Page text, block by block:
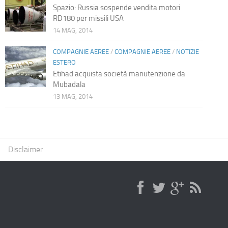
Spazio: Russia sospende vendita motori
RD180 per missili USA
14 MAG, 2014
COMPAGNIE AEREE/ COMPAGNIE AEREE/ NOTIZIE
ESTERO
Etihad acquista società manutenzione da
Mubadala
13 MAG, 2014
Disclaimer